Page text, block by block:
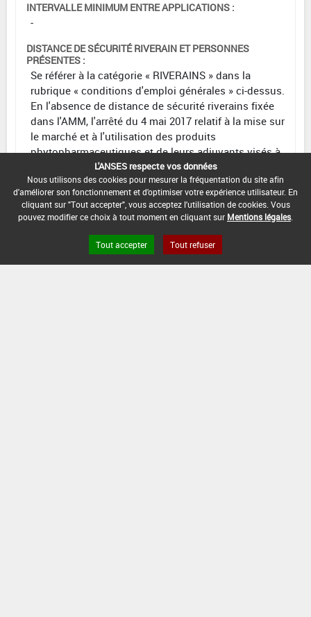
INTERVALLE MINIMUM ENTRE APPLICATIONS :
-
DISTANCE DE SÉCURITÉ RIVERAIN ET PERSONNES
PRÉSENTES :
Se référer à la catégorie « RIVERAINS » dans la
rubrique « conditions d'emploi générales » ci-dessus.
En l'absence de distance de sécurité riverains fixée
dans l'AMM, l'arrêté du 4 mai 2017 relatif à la mise sur
le marché et à l'utilisation des produits
phytopharmaceutiques et de leurs adjuvants visés à
l'article L. 253-1 du code rural et de la pêche maritime
s'applique.
CONDITIONS :
DATE D'AUTORISATION DE L'USAGE :
L'ANSES respecte vos données
Nous utilisons des cookies pour mesurer la fréquentation du site afin
d'améliorer son fonctionnement et d'optimiser votre expérience utilisateur. En
cliquant sur "Tout accepter", vous acceptez l'utilisation de cookies. Vous
pouvez modifier ce choix à tout moment en cliquant sur Mentions légales
Tout accepter Tout refuser